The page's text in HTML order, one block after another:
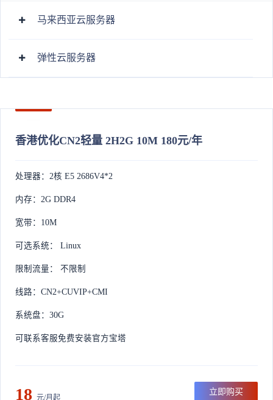
马来西亚云服务器
弹性云服务器
香港优化CN2轻量 2H2G 10M 180元/年
处理器：2核 E5 2686V4*2
内存：2G DDR4
宽带：10M
可选系统： Linux
限制流量： 不限制
线路：CN2+CUVIP+CMI
系统盘：30G
可联系客服免费安装官方宝塔
18 元/月起
立即购买